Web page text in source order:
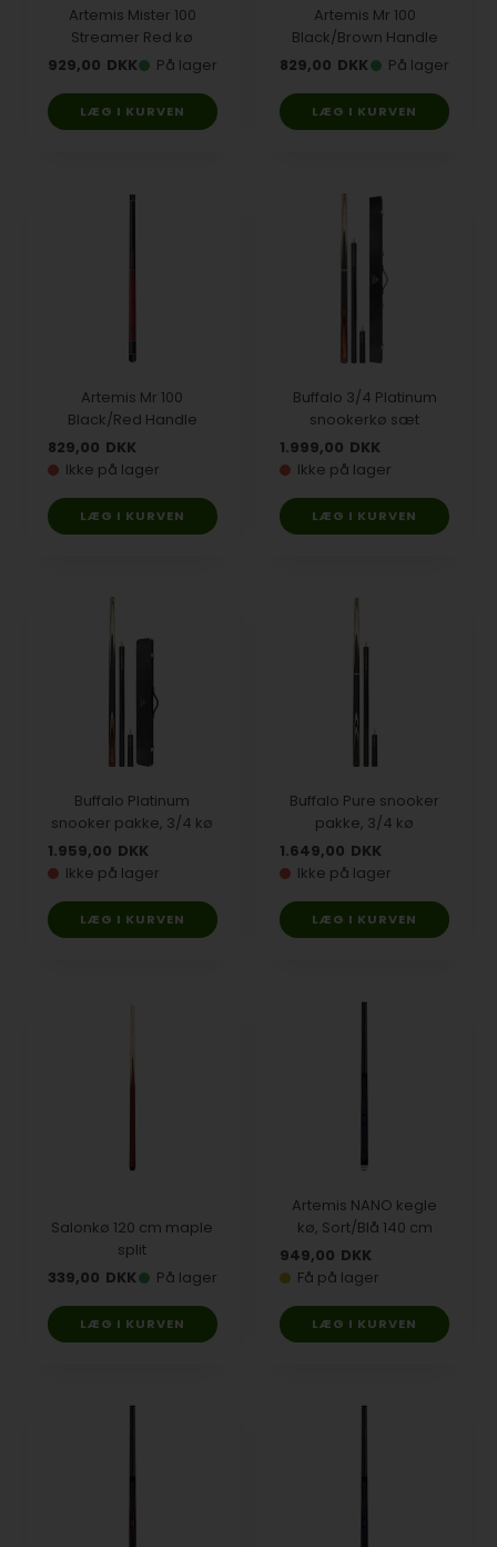
Artemis Mister 100
Streamer Red kø
929,00 DKK På lager
Artemis Mr 100
Black/Brown Handle
829,00 DKK På lager
Artemis Mr 100
Black/Red Handle
829,00 DKK
Ikke på lager
Buffalo 3/4 Platinum
snookerkø sæt
1.999,00 DKK
Ikke på lager
Buffalo Platinum
snooker pakke, 3/4 kø
1.959,00 DKK
Ikke på lager
Buffalo Pure snooker
pakke, 3/4 kø
1.649,00 DKK
Ikke på lager
Salonkø 120 cm maple
split
339,00 DKK På lager
Artemis NANO kegle
kø, Sort/Blå 140 cm
949,00 DKK
Få på lager